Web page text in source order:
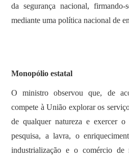
da segurança nacional,
mediante uma política nacional de
Monopólio estatal
O ministro observou que, de
compete à União explorar os
de qualquer natureza e exercer
pesquisa, a lavra, o
industrialização e o comércio de